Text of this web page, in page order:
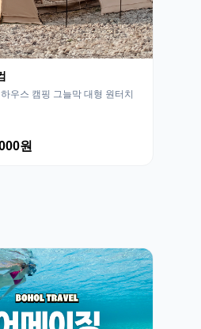
우스 캠핑 그늘막 대형 원터치
원